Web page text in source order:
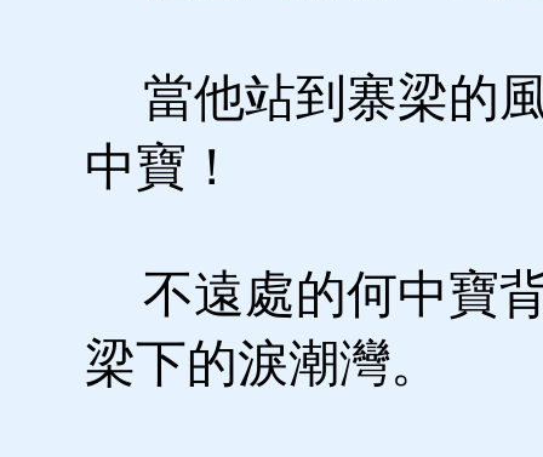
當他站到寨梁的
中寶！
不遠處的何中寶
梁下的淚潮灣。